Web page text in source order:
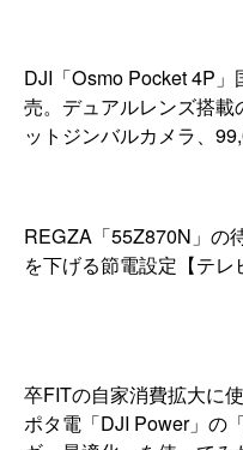
DJI「Osmo Pocket 4P」
売。デュアルレンズ搭載
ットジンバルカメラ、
REGZA「55Z870N」の
を下げる節電設定【テレ
卒FITの自家消費拡大に
ポタ電「DJI Power」の